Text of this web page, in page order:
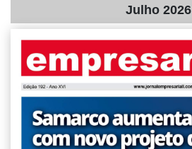
Julho 2026